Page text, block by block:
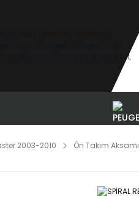
2003-2010 Ön Takım Aksamı